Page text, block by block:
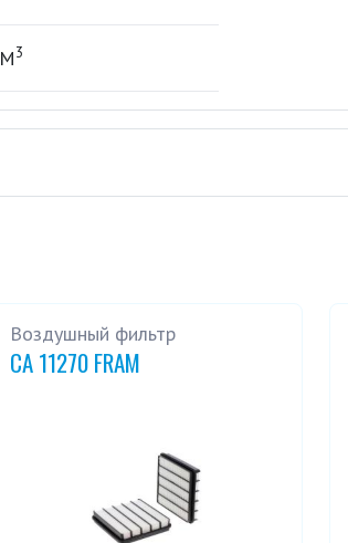
М3
Воздушный фильтр
CA 11270 FRAM